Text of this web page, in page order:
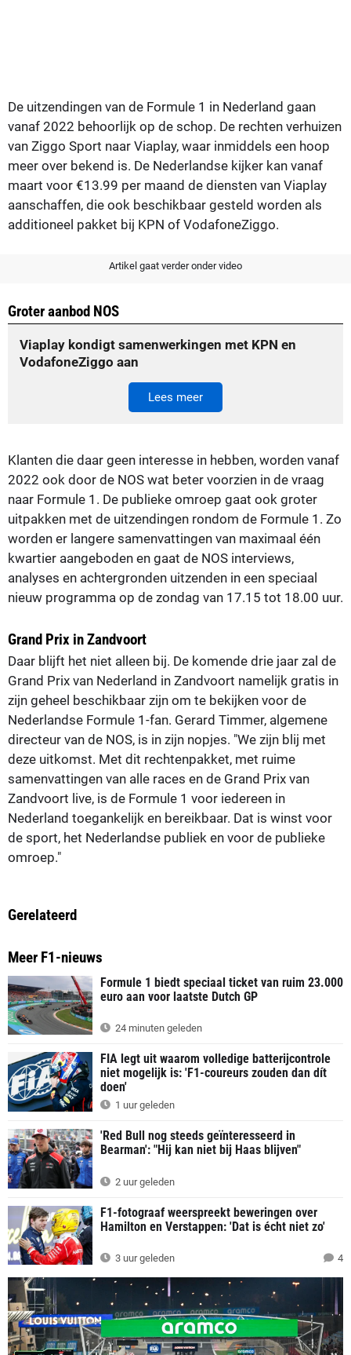
De uitzendingen van de Formule 1 in Nederland gaan
vanaf 2022 behoorlijk op de schop. De rechten verhuizen
van Ziggo Sport naar Viaplay, waar inmiddels een hoop
meer over bekend is. De Nederlandse kijker kan vanaf
maart voor €13.99 per maand de diensten van Viaplay
aanschaffen, die ook beschikbaar gesteld worden als
additioneel pakket bij KPN of VodafoneZiggo.
Artikel gaat verder onder video
Groter aanbod NOS
Viaplay kondigt samenwerkingen met KPN en
VodafoneZiggo aan
Lees meer
Klanten die daar geen interesse in hebben, worden vanaf
2022 ook door de NOS wat beter voorzien in de vraag
naar Formule 1. De publieke omroep gaat ook groter
uitpakken met de uitzendingen rondom de Formule 1. Zo
worden er langere samenvattingen van maximaal één
kwartier aangeboden en gaat de NOS interviews,
analyses en achtergronden uitzenden in een speciaal
nieuw programma op de zondag van 17.15 tot 18.00 uur.
Grand Prix in Zandvoort
Daar blijft het niet alleen bij. De komende drie jaar zal de
Grand Prix van Nederland in Zandvoort namelijk gratis in
zijn geheel beschikbaar zijn om te bekijken voor de
Nederlandse Formule 1-fan. Gerard Timmer, algemene
directeur van de NOS, is in zijn nopjes. "We zijn blij met
deze uitkomst. Met dit rechtenpakket, met ruime
samenvattingen van alle races en de Grand Prix van
Zandvoort live, is de Formule 1 voor iedereen in
Nederland toegankelijk en bereikbaar. Dat is winst voor
de sport, het Nederlandse publiek en voor de publieke
omroep."
Gerelateerd
Meer F1-nieuws
Formule 1 biedt speciaal ticket van ruim 23.000
euro aan voor laatste Dutch GP
24 minuten geleden
FIA legt uit waarom volledige batterijcontrole
niet mogelijk is: 'F1-coureurs zouden dan dít
doen'
1 uur geleden
'Red Bull nog steeds geïnteresseerd in
Bearman': "Hij kan niet bij Haas blijven"
2 uur geleden
F1-fotograaf weerspreekt beweringen over
Hamilton en Verstappen: 'Dat is écht niet zo'
3 uur geleden 4